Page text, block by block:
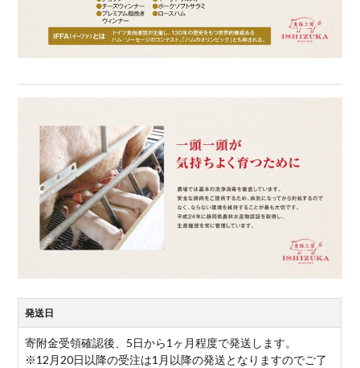
発送日
寄附金受領確認後、5日から1ヶ月程度で発送します。
※12月20日以降の受注は1月以降の発送となりますのでご了